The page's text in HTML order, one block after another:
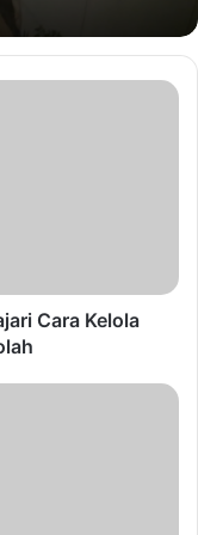
Cara Kelola